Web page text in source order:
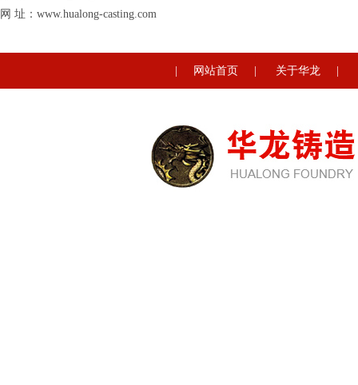
网 址：www.hualong-casting.com
网站首页 关于华龙